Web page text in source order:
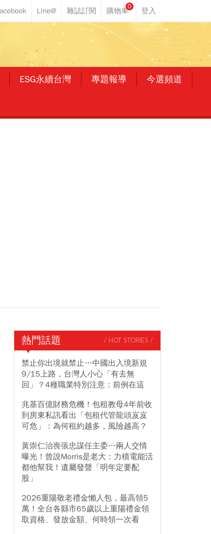
0
ESG永續台灣 專題報導 今選頻道
熱門話題 / HOT STORIES /
禁止你出境就禁止…中國出入境新規
9/15上路，台灣人小心「有去無
回」？4種職業特別注意：前例在這
兆基百億財務危機！包租教母4年前收
到房東私訊看出「包租代管龍頭岌岌
可危」：為何租約越多，風險越高？
黃崇仁治喪張忠謀任主委…兩人交情
曝光！曾說Morris是老大：力積電能活
都他幫我！遺屬發聲「明年定要配
股」
2026重陽敬老禮金懶人包，最高領5
萬！全台各縣市65歲以上重陽禮金領
取資格、發放金額、何時領一次看